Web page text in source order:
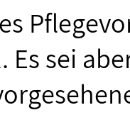
Es sei